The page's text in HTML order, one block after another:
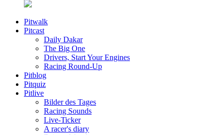
Pitwalk
Pitcast
Daily Dakar
The Big One
Drivers, Start Your Engines
Racing Round-Up
Pitblog
Pitquiz
Pitlive
Bilder des Tages
Racing Sounds
Live-Ticker
A racer's diary